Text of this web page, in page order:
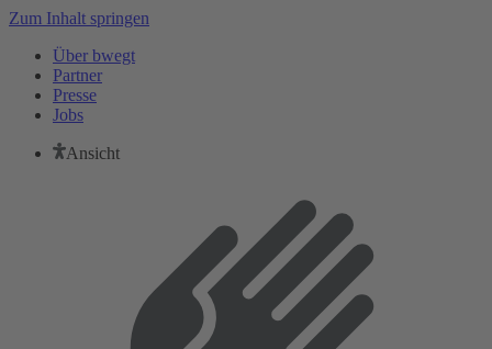
Zum Inhalt springen
Über bwegt
Partner
Presse
Jobs
Ansicht